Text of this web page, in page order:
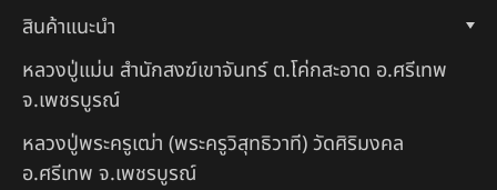
สินค้าแนะนำ
หลวงปู่แม่น สำนักสงฆ์เขาจันทร์ ต.โค่กสะอาด อ.ศรีเทพ
จ.เพชรบูรณ์
หลวงปู่พระครูเฒ่า (พระครูวิสุทธิวาที) วัดศิริมงคล
อ.ศรีเทพ จ.เพชรบูรณ์